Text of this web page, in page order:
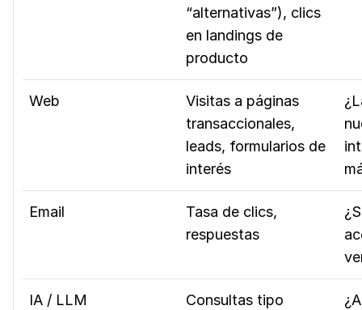
“alternativas”), clics
en landings de
producto
Web
Visitas a páginas
transaccionales,
leads, formularios de
interés
Email
Tasa de clics,
respuestas
IA / LLM
Consultas tipo